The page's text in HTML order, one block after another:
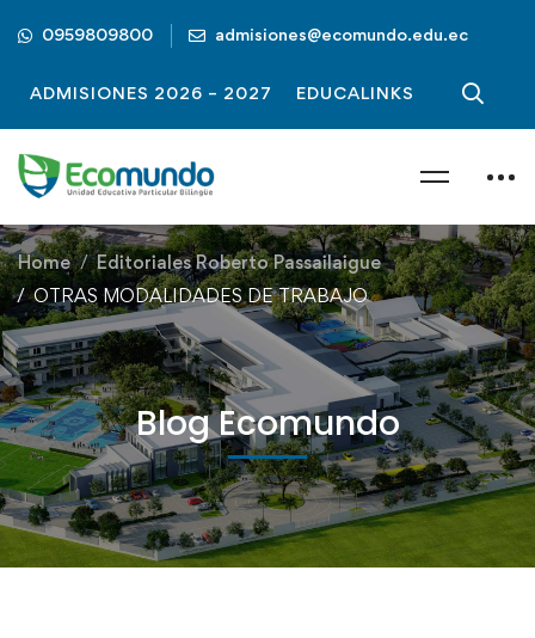
0959809800 admisiones@ecomundo.edu.ec
ADMISIONES 2026 – 2027 EDUCALINKS
Home
Editoriales Roberto Passailaigue
OTRAS MODALIDADES DE TRABAJO
Blog Ecomundo